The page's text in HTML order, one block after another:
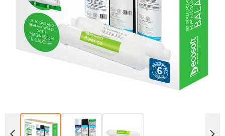
Духові шафи
Варильні поверхні
Пральні машини